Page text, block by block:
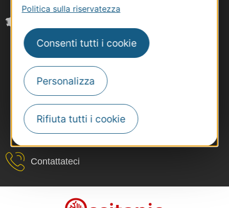
Politica sulla riservatezza
Consenti tutti i cookie
Personalizza
Rifiuta tutti i cookie
#VoyageOccitanie
Contattateci